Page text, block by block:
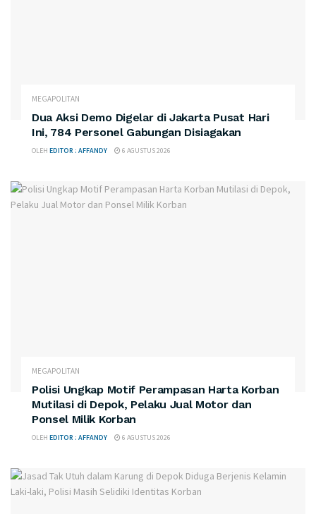
MEGAPOLITAN
Dua Aksi Demo Digelar di Jakarta Pusat Hari
Ini, 784 Personel Gabungan Disiagakan
OLEH EDITOR : AFFANDY 6 AGUSTUS 2026
MEGAPOLITAN
Polisi Ungkap Motif Perampasan Harta Korban
Mutilasi di Depok, Pelaku Jual Motor dan
Ponsel Milik Korban
OLEH EDITOR : AFFANDY 6 AGUSTUS 2026